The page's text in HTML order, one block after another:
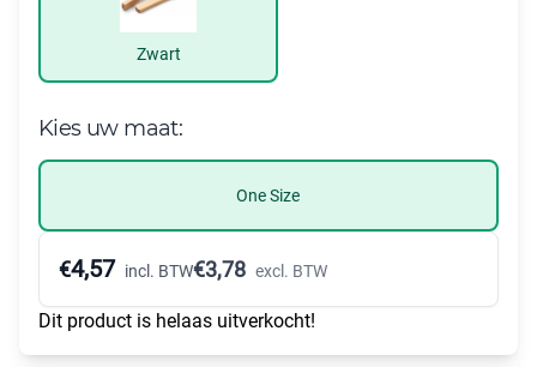
Zwart
Kies uw maat:
One Size
€4,57 incl. BTW€3,78 excl. BTW
Dit product is helaas uitverkocht!